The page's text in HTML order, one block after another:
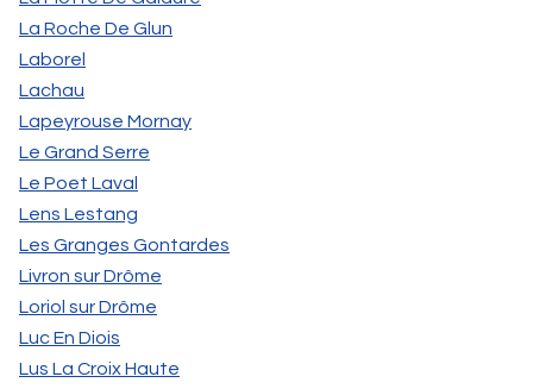
La Roche De Glun
Laborel
Lachau
Lapeyrouse Mornay
Le Grand Serre
Le Poet Laval
Lens Lestang
Les Granges Gontardes
Livron sur Drôme
Loriol sur Drôme
Luc En Diois
Lus La Croix Haute